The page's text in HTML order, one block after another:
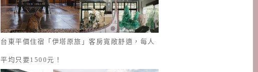
台東平價住宿「伊塔原旅」客房寬敞舒適，每人
平均只要1500元！